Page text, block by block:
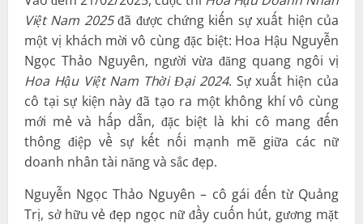
Việt Nam 2025đã được chứng kiến sự xuất hiện của
một vị khách mời vô cùng đặc biệt: Hoa Hậu Nguyễn
Ngọc Thảo Nguyên, người vừa đăng quang ngôi vị
Hoa Hậu Việt Nam Thời Đại 2024. Sự xuất hiện của
cô tại sự kiện này đã tạo ra một không khí vô cùng
mới mẻ và hấp dẫn, đặc biệt là khi cô mang đến
thông điệp về sự kết nối mạnh mẽ giữa các nữ
doanh nhân tài năng và sắc đẹp.
Nguyễn Ngọc Thảo Nguyên – cô gái đến từ Quảng
Trị, sở hữu vẻ đẹp ngọc nữ đầy cuốn hút, gương mặt